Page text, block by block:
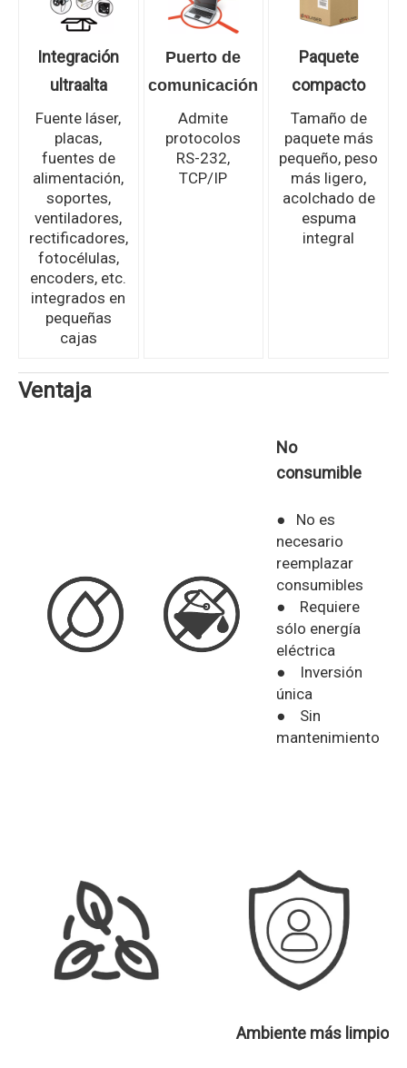
Integración
ultraalta
Fuente láser,
placas,
fuentes de
alimentación,
soportes,
ventiladores,
rectificadores,
fotocélulas,
encoders, etc.
integrados en
pequeñas
cajas
Puerto de
comunicación
Admite
protocolos
RS-232,
TCP/IP
Paquete
compacto
Tamaño de
paquete más
pequeño, peso
más ligero,
acolchado de
espuma
integral
Ventaja
No
consumible
● No es
necesario
reemplazar
consumibles
● Requiere
sólo energía
eléctrica
● Inversión
única
● Sin
mantenimiento
Ambiente más limpio